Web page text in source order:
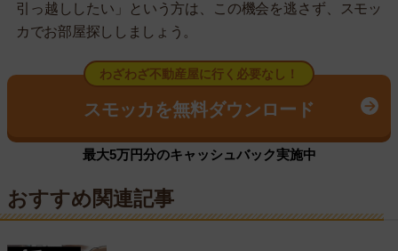
引っ越ししたい」という方は、この機会を逃さず、スモッ
カでお部屋探ししましょう。
わざわざ不動産屋に行く必要なし！
スモッカを無料ダウンロード
最大5万円分のキャッシュバック実施中
おすすめ関連記事